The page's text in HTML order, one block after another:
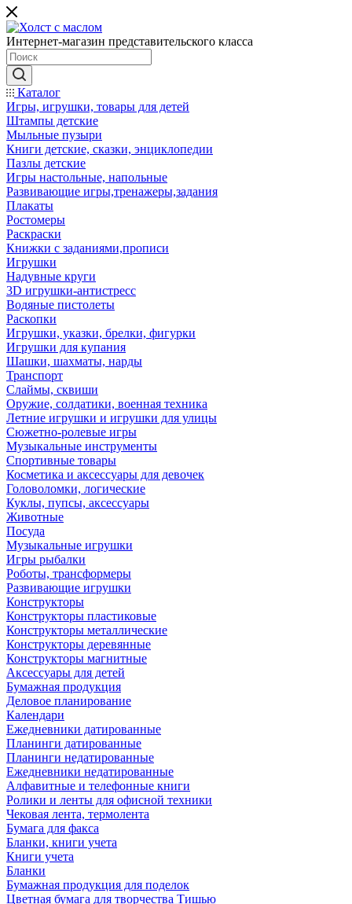
Интернет-магазин представительского класса
Каталог
Игры, игрушки, товары для детей
Штампы детские
Мыльные пузыри
Книги детские, сказки, энциклопедии
Пазлы детские
Игры настольные, напольные
Развивающие игры,тренажеры,задания
Плакаты
Ростомеры
Раскраски
Книжки с заданиями,прописи
Игрушки
Надувные круги
3D игрушки-антистресс
Водяные пистолеты
Раскопки
Игрушки, указки, брелки, фигурки
Игрушки для купания
Шашки, шахматы, нарды
Транспорт
Слаймы, сквиши
Оружие, солдатики, военная техника
Летние игрушки и игрушки для улицы
Сюжетно-ролевые игры
Музыкальные инструменты
Спортивные товары
Косметика и аксессуары для девочек
Головоломки, логические
Куклы, пупсы, аксессуары
Животные
Посуда
Музыкальные игрушки
Игры рыбалки
Роботы, трансформеры
Развивающие игрушки
Конструкторы
Конструкторы пластиковые
Конструкторы металлические
Конструкторы деревянные
Конструкторы магнитные
Аксессуары для детей
Бумажная продукция
Деловое планирование
Календари
Ежедневники датированные
Планинги датированные
Планинги недатированные
Ежедневники недатированные
Алфавитные и телефонные книги
Ролики и ленты для офисной техники
Чековая лента, термолента
Бумага для факса
Бланки, книги учета
Книги учета
Бланки
Бумажная продукция для поделок
Цветная бумага для творчества Тишью